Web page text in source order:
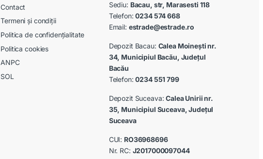
Contact
Termeni și condiții
Politica de confidențialitate
Politica cookies
ANPC
SOL
Sediu: Bacau, str, Marasesti 118
Telefon:0234 574 668
Email: estrade@estrade.ro
Depozit Bacau: Calea Moinești nr.
34, Municipiul Bacău, Județul
Bacău
Telefon:0234 551 799
Depozit Suceava:Calea Unirii nr.
35, Municipiul Suceava, Județul
Suceava
CUI: RO36968696
Nr. RC: J2017000097044